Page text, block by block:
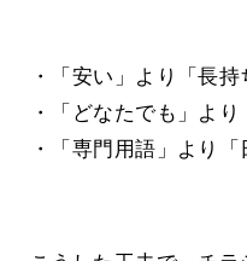
・「安い」より「長持
・「どなたでも」よ
・「専門用語」より「